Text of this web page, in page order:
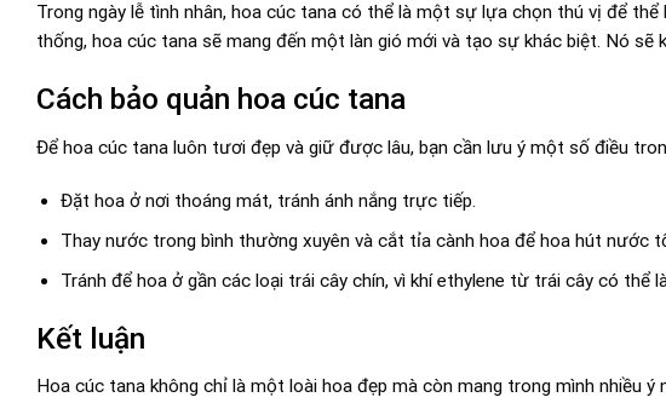
Trong ngày lễ tình nhân, hoa cúc tana có thể là một sự lựa chọn thú vị để
thống, hoa cúc tana sẽ mang đến một làn gió mới và tạo sự khác biệt. Nó sẽ
Cách bảo quản hoa cúc tana
Để hoa cúc tana luôn tươi đẹp và giữ được lâu, bạn cần lưu ý một số điều
Đặt hoa ở nơi thoáng mát, tránh ánh nắng trực tiếp.
Thay nước trong bình thường xuyên và cắt tỉa cành hoa để hoa hút nước
Tránh để hoa ở gần các loại trái cây chín, vì khí ethylene từ trái cây có thể
Kết luận
Hoa cúc tana không chỉ là một loài hoa đẹp mà còn mang trong mình nhiều